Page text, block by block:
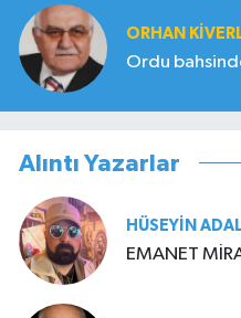
ORHAN
Ordu
Alıntı Yazarlar
HÜSEYIN
EMANET